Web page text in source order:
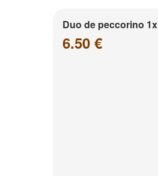
Duo de peccorino 1x
6.50 €